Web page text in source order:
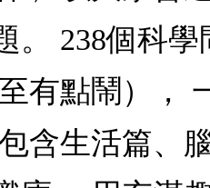
。 238個科
有點鬧），
含生活篇、